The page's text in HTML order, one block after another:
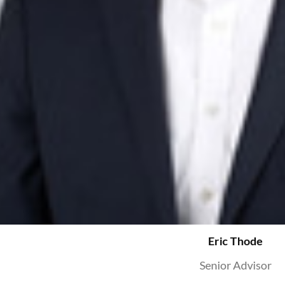
Eric Thode
Senior Advisor